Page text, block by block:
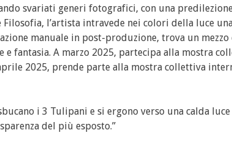
svariati generi fotografici, con una
l’artista intravede nei colori della luce
manuale in post-produzione, trova un mezzo
fantasia. A marzo 2025, partecipa alla mostra
2025, prende parte alla mostra collettiva
i 3 Tulipani e si ergono verso una calda
del più esposto.”